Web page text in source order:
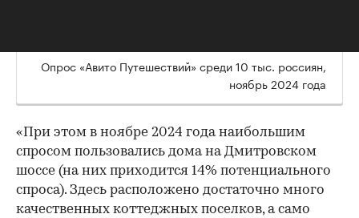
Опрос «Авито Путешествий» среди 10 тыс. россиян,
ноябрь 2024 года
«При этом в ноябре 2024 года наибольшим
спросом пользовались дома на Дмитровском
шоссе (на них приходится 14% потенциального
спроса). Здесь расположено достаточно много
качественных коттеджных поселков, а само